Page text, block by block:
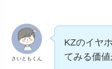
さいともくん
KZのイヤ
てみる価値